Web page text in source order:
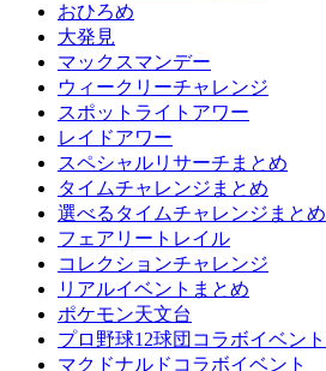
おひろめ
大発見
マックスマンデー
ウィークリーチャレンジ
スポットライトアワー
レイドアワー
スペシャルリサーチまとめ
タイムチャレンジまとめ
選べるタイムチャレンジまとめ
フェアリートレイル
コレクションチャレンジ
リアルイベントまとめ
ポケモン天文台
プロ野球12球団コラボイベント
マクドナルドコラボイベント